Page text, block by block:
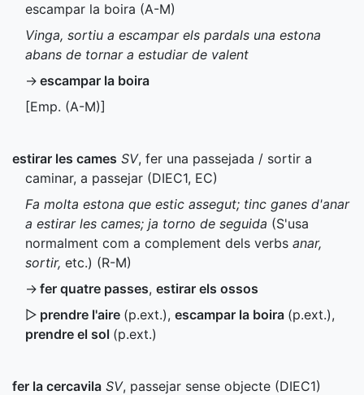
escampar la boira (A-M)
Vinga, sortiu a escampar els pardals una estona
abans de tornar a estudiar de valent
→ escampar la boira
[Emp. (A-M)]
estirar les cames SV, fer una passejada / sortir a
caminar, a passejar (DIEC1, EC)
Fa molta estona que estic assegut; tinc ganes d'anar
a estirar les cames; ja torno de seguida (S'usa
normalment com a complement dels verbs anar,
sortir, etc.) (R-M)
→ fer quatre passes, estirar els ossos
▷ prendre l'aire (p.ext.), escampar la boira (p.ext.),
prendre el sol (p.ext.)
fer la cercavila SV, passejar sense objecte (DIEC1)